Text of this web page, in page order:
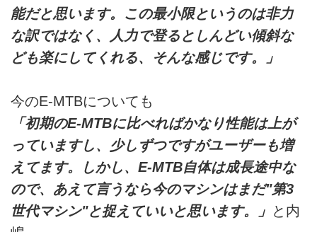
能だと思います。この最小限というのは非力
な訳ではなく、人力で登るとしんどい傾斜な
ども楽にしてくれる、そんな感じです。」
今のE-MTBについても
「初期のE-MTBに比べればかなり性能は上が
っていますし、少しずつですがユーザーも増
えてます。しかし、E-MTB自体は成長途中な
ので、あえて言うなら今のマシンはまだ"第3
世代マシン"と捉えていいと思います。」 と内